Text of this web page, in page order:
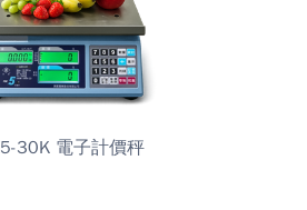
30K 電子計價秤